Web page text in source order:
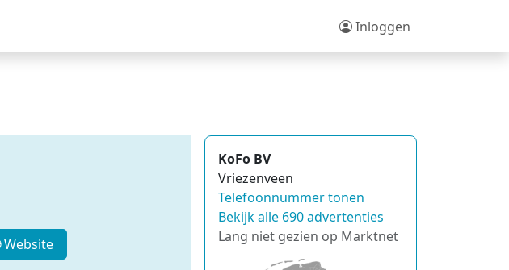
Inloggen
Website
KoFo BV
Vriezenveen
Telefoonnummer tonen
Bekijk alle 690 advertenties
Lang niet gezien op Marktnet